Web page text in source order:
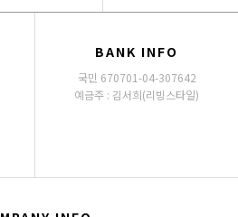
BANK INFO
국민 670701-04-307642
예금주 : 김서희(리빙스타일)